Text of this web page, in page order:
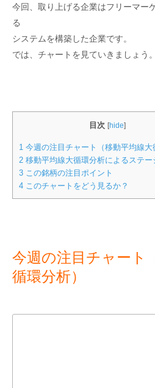
今回、取り上げる企業はフリーマー
る
システムを構築した企業です。
では、チャートを見ていきましょう。
目次 [hide]
1 今週の注目チャート（移動平均線大
2 移動平均線大循環分析によるステー
3 この銘柄の注目ポイント
4 このチャートをどう見るか？
今週の注目チャート
循環分析）